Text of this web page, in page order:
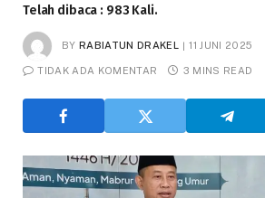
Telah dibaca : 983 Kali.
BY RABIATUN DRAKEL 11 JUNI 2025
TIDAK ADA KOMENTAR 3 MINS READ